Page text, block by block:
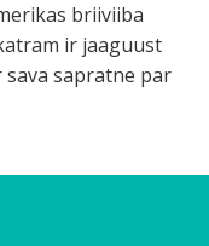
briiviiba
ir jaaguust
sapratne par